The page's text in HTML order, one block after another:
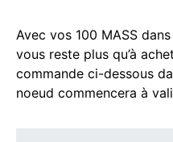
Avec vos 100 MASS
vous reste plus qu’à
commande ci-dessous
noeud commencera à